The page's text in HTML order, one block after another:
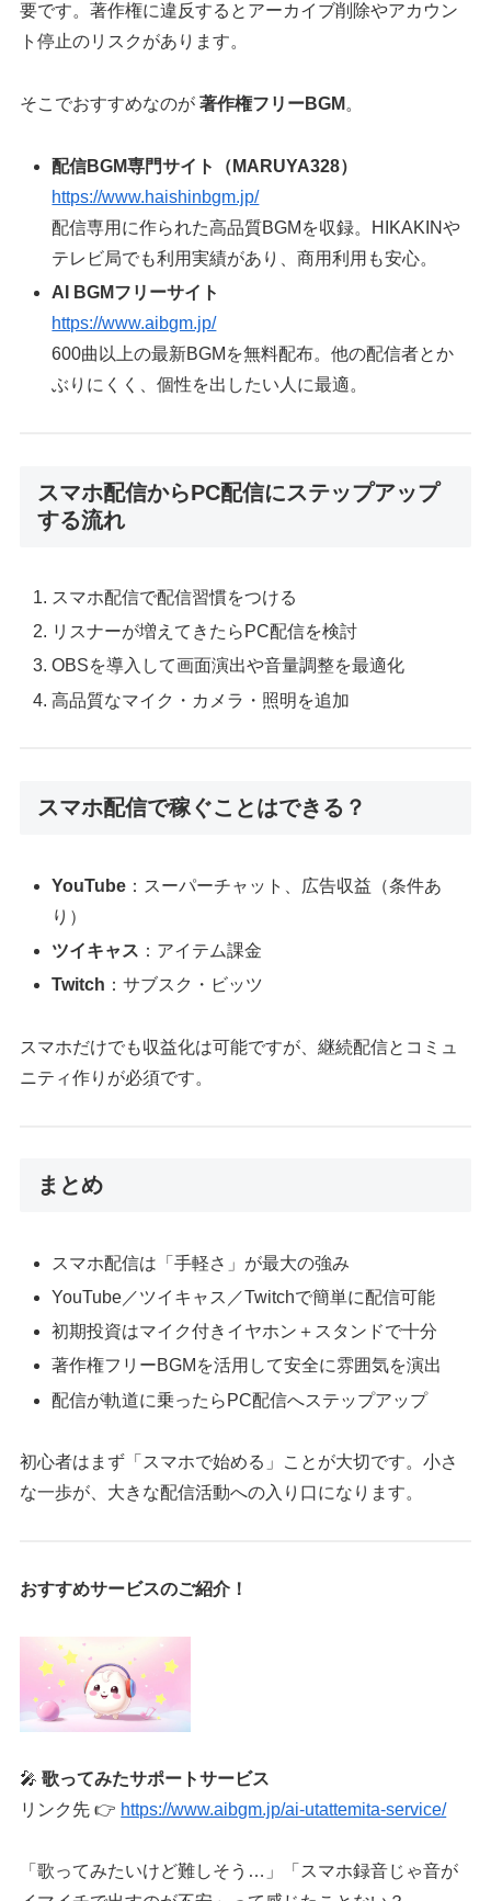
要です。著作権に違反するとアーカイブ削除やアカウン
ト停止のリスクがあります。
そこでおすすめなのが著作権フリーBGM 。
配信BGM専門サイト（MARUYA328）
https://www.haishinbgm.jp/
配信専用に作られた高品質BGMを収録。HIKAKINや
テレビ局でも利用実績があり、商用利用も安心。
AI BGMフリーサイト
https://www.aibgm.jp/
600曲以上の最新BGMを無料配布。他の配信者とか
ぶりにくく、個性を出したい人に最適。
スマホ配信からPC配信にステップアップ
する流れ
スマホ配信で配信習慣をつける
リスナーが増えてきたらPC配信を検討
OBSを導入して画面演出や音量調整を最適化
高品質なマイク・カメラ・照明を追加
スマホ配信で稼ぐことはできる？
YouTube ：スーパーチャット、広告収益（条件あ
り）
ツイキャス ：アイテム課金
Twitch ：サブスク・ビッツ
スマホだけでも収益化は可能ですが、継続配信とコミュ
ニティ作りが必須です。
まとめ
スマホ配信は「手軽さ」が最大の強み
YouTube／ツイキャス／Twitchで簡単に配信可能
初期投資はマイク付きイヤホン＋スタンドで十分
著作権フリーBGMを活用して安全に雰囲気を演出
配信が軌道に乗ったらPC配信へステップアップ
初心者はまず「スマホで始める」ことが大切です。小さ
な一歩が、大きな配信活動への入り口になります。
おすすめサービスのご紹介！
🎤歌ってみたサポートサービス
リンク先 👉 https://www.aibgm.jp/ai-utattemita-service/
「歌ってみたいけど難しそう…」「スマホ録音じゃ音が